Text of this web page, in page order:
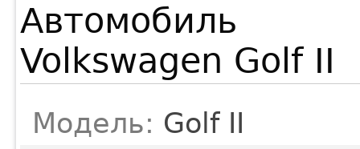
Автомобиль
Volkswagen Golf II
Модель: Golf II